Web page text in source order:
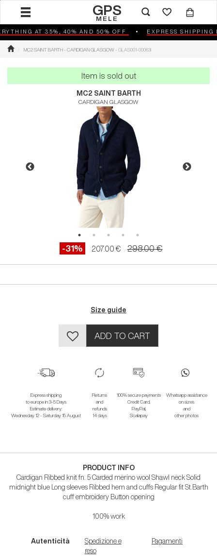
GPS
MELE
AT 35%, 40% AND 50% OFF EXPRESS SHIPPING
MC2 SAINT BARTH - CARDIGAN GLASGOW - GLAS001-00063I
Item is sold out
MC2 SAINT BARTH
CARDIGAN GLASGOW
-31% 207.00 € 298.00 €
Size guide
ADD TO CART
Express shipping
to europe in 3-5 Days
Estimate delivery:
Wednesday 12 - Saturday 15 August
Returns
and
refunds
14 days
100% secure payments
Credit Card,
PayPal,
Scalapay
Whatsapp assistance
on sizes
and
other photos
PRODUCT INFO
Cardigan Ribbed knit fn. 5 Carded merino wool Shawl neck Solid
midnight blue Long sleeves Ribbed hem and cuffs Regular fit St.Barth
cuff embroidery Button opening
100% work
Autenticità
Spedizione e
reso
Pagamenti